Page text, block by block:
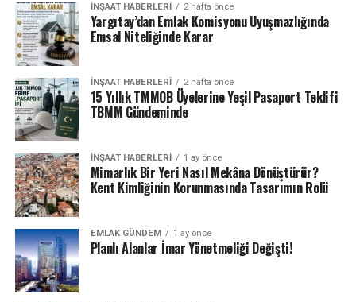
İNŞAAT HABERLERI 2 hafta önce
Yargıtay’dan Emlak Komisyonu Uyuşmazlığında
Emsal Niteliğinde Karar
İNŞAAT HABERLERI 2 hafta önce
15 Yıllık TMMOB Üyelerine Yeşil Pasaport Teklifi
TBMM Gündeminde
İNŞAAT HABERLERI 1 ay önce
Mimarlık Bir Yeri Nasıl Mekâna Dönüştürür?
Kent Kimliğinin Korunmasında Tasarımın Rolü
EMLAK GÜNDEM 1 ay önce
Planlı Alanlar İmar Yönetmeliği Değişti!